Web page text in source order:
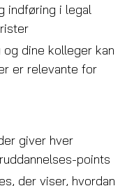
indføring i legal
dine kolleger kan
er relevante for
giver hver
points
der viser, hvordan